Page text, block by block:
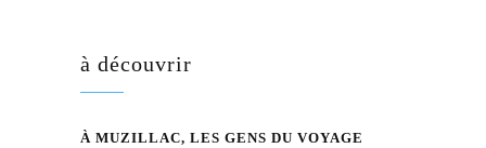
à découvrir
À MUZILLAC, LES GENS DU VOYAGE